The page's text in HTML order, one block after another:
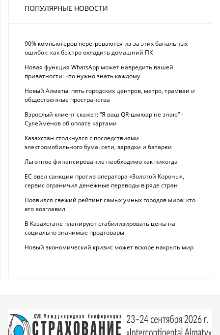
ПОПУЛЯРНЫЕ НОВОСТИ
90% компьютеров перегреваются из-за этих банальных
ошибок: как быстро охладить домашний ПК
Новая функция WhatsApp может навредить вашей
приватности: что нужно знать каждому
Новый Алматы: пять городских центров, метро, трамваи и
общественные пространства
Взрослый клиент скажет: “Я ваш QR-шмюар не знаю“ -
Сулейменов об оплате картами
Казахстан столкнулся с последствиями
электромобильного бума: сети, зарядки и батареи
Льготное финансирование необходимо как никогда
ЕС ввел санкции против оператора «Золотой Короны»,
сервис ограничил денежные переводы в ряде стран
Появился свежий рейтинг самых умных городов мира: кто
его возглавил
В Казахстане планируют стабилизировать цены на
социально значимые продтовары
Новый экономический кризис может вскоре накрыть мир